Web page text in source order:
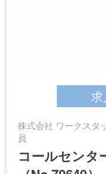
株式会社 ワークスタ
員
コールセンタ